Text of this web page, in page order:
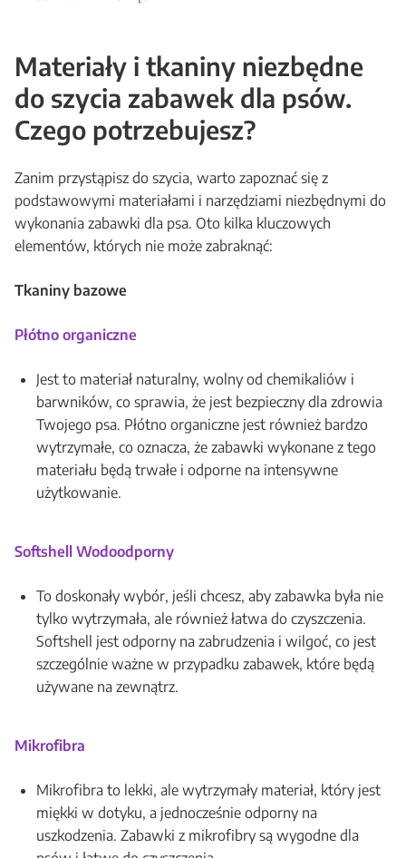
Materiały i tkaniny niezbędne
do szycia zabawek dla psów.
Czego potrzebujesz?
Zanim przystąpisz do szycia, warto zapoznać się z
podstawowymi materiałami i narzędziami niezbędnymi do
wykonania zabawki dla psa. Oto kilka kluczowych
elementów, których nie może zabraknąć:
Tkaniny bazowe
Płótno organiczne
Jest to materiał naturalny, wolny od chemikaliów i
barwników, co sprawia, że jest bezpieczny dla zdrowia
Twojego psa. Płótno organiczne jest również bardzo
wytrzymałe, co oznacza, że zabawki wykonane z tego
materiału będą trwałe i odporne na intensywne
użytkowanie.
Softshell Wodoodporny
To doskonały wybór, jeśli chcesz, aby zabawka była nie
tylko wytrzymała, ale również łatwa do czyszczenia.
Softshell jest odporny na zabrudzenia i wilgoć, co jest
szczególnie ważne w przypadku zabawek, które będą
używane na zewnątrz.
Mikrofibra
Mikrofibra to lekki, ale wytrzymały materiał, który jest
miękki w dotyku, a jednocześnie odporny na
uszkodzenia. Zabawki z mikrofibry są wygodne dla